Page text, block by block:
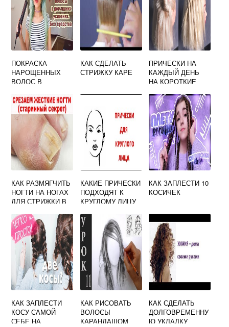
ПОКРАСКА
НАРОЩЕННЫХ
ВОЛОС В
УСЛОВИЯХ
КАК СДЕЛАТЬ
СТРИЖКУ КАРЕ
ПРИЧЕСКИ НА
КАЖДЫЙ ДЕНЬ
НА КОРОТКИЕ
РУКАМИ
КАК РАЗМЯГЧИТЬ
НОГТИ НА НОГАХ
ДЛЯ СТРИЖКИ В
УСЛОВИЯХ
КАКИЕ ПРИЧЕСКИ
ПОДХОДЯТ К
КРУГЛОМУ ЛИЦУ
КАК ЗАПЛЕСТИ 10
КОСИЧЕК
КАК ЗАПЛЕСТИ
КОСУ САМОЙ
СЕБЕ НА
КАК РИСОВАТЬ
ВОЛОСЫ
КАРАНДАШОМ
КАК СДЕЛАТЬ
ДОЛГОВРЕМЕННУ
Ю УКЛАДКУ